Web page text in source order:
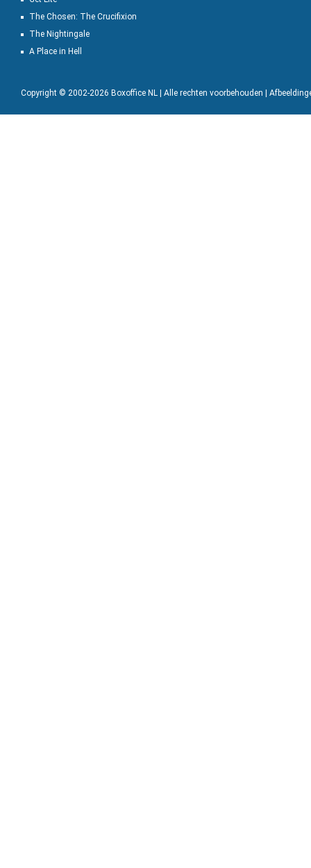
The Chosen: The Crucifixion
The Nightingale
A Place in Hell
Copyright © 2002-2026 Boxoffice NL | Alle rechten voorbehouden |